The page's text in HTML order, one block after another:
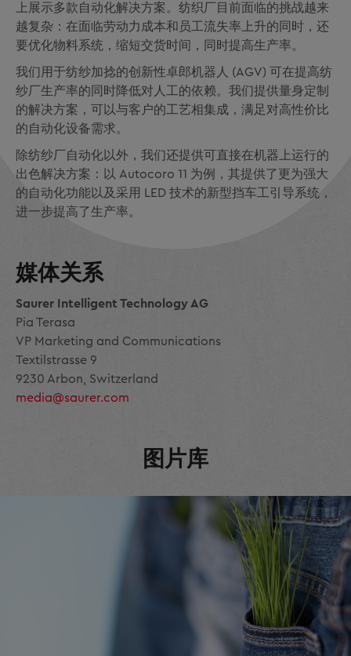
上展示多款自动化解决方案。纺织厂目前面临的挑战越来
越复杂：在面临劳动力成本和员工流失率上升的同时，还
要优化物料系统，缩短交货时间，同时提高生产率。
我们用于纺纱加捻的创新性卓郎机器人 (AGV) 可在提高纺
纱厂生产率的同时降低对人工的依赖。我们提供量身定制
的解决方案，可以与客户的工艺相集成，满足对高性价比
的自动化设备需求。
除纺纱厂自动化以外，我们还提供可直接在机器上运行的
出色解决方案：以 Autocoro 11 为例，其提供了更为强大
的自动化功能以及采用 LED 技术的新型挡车工引导系统，
进一步提高了生产率。
媒体关系
Saurer Intelligent Technology AG
Pia Terasa
VP Marketing and Communications
Textilstrasse 9
9230 Arbon, Switzerland
media@saurer.com
图片库